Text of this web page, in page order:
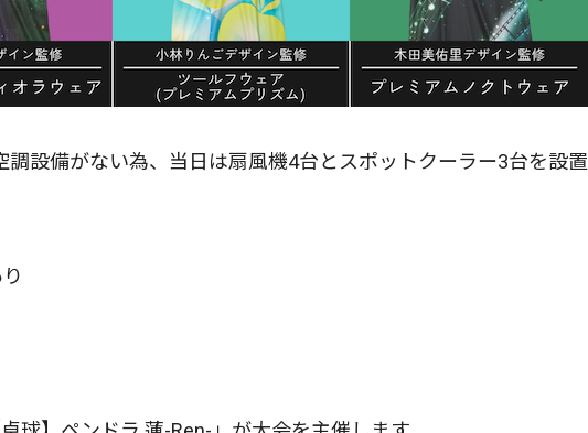
設備がない為、当日は扇風機4台とスポットクーラー3台を設置